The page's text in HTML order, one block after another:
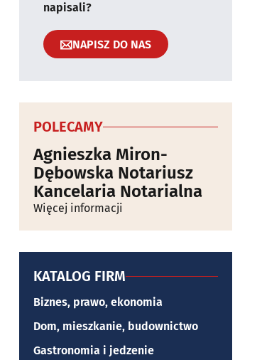
napisali?
NAPISZ DO NAS
POLECAMY
Agnieszka Miron-
Dębowska Notariusz
Kancelaria Notarialna
Więcej informacji
KATALOG FIRM
Biznes, prawo, ekonomia
Dom, mieszkanie, budownictwo
Gastronomia i jedzenie